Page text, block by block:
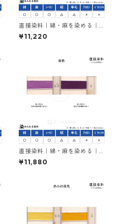
直接染料｜綿・麻を染める｜5
00g｜シリアスレット4B（青
みの赤色）
¥11,220
直接染料｜綿・麻を染める｜5
00g｜ダイレクトバイオレッ
トBB（紫色）
¥11,880